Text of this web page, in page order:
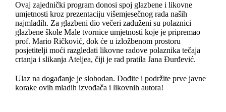
Ovaj zajednički program donosi spoj glazbene i likovne
umjetnosti kroz prezentaciju višemjesečnog rada naših
najmlađih. Za glazbeni dio večeri zaduženi su polaznici
glazbene škole Male tvornice umjetnosti koje je pripremao
prof. Mario Ričković, dok će u izložbenom prostoru
posjetitelji moći razgledati likovne radove polaznika tečaja
crtanja i slikanja Ateljea, čiji je rad pratila Jana Đurđević.
Ulaz na događanje je slobodan. Dođite i podržite prve javne
korake ovih mladih izvođača i likovnih autora!